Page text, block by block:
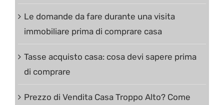
Le domande da fare durante una visita
immobiliare prima di comprare casa
Tasse acquisto casa: cosa devi sapere prima
di comprare
Prezzo di Vendita Casa Troppo Alto? Come